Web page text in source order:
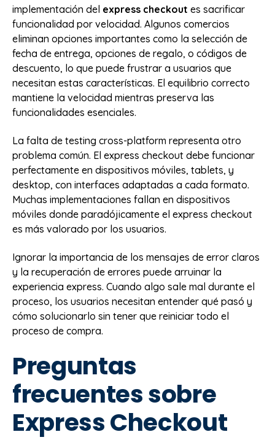
implementación del express checkout es sacrificar
funcionalidad por velocidad. Algunos comercios
eliminan opciones importantes como la selección de
fecha de entrega, opciones de regalo, o códigos de
descuento, lo que puede frustrar a usuarios que
necesitan estas características. El equilibrio correcto
mantiene la velocidad mientras preserva las
funcionalidades esenciales.
La falta de testing cross-platform representa otro
problema común. El express checkout debe funcionar
perfectamente en dispositivos móviles, tablets, y
desktop, con interfaces adaptadas a cada formato.
Muchas implementaciones fallan en dispositivos
móviles donde paradójicamente el express checkout
es más valorado por los usuarios.
Ignorar la importancia de los mensajes de error claros
y la recuperación de errores puede arruinar la
experiencia express. Cuando algo sale mal durante el
proceso, los usuarios necesitan entender qué pasó y
cómo solucionarlo sin tener que reiniciar todo el
proceso de compra.
Preguntas
frecuentes sobre
Express Checkout